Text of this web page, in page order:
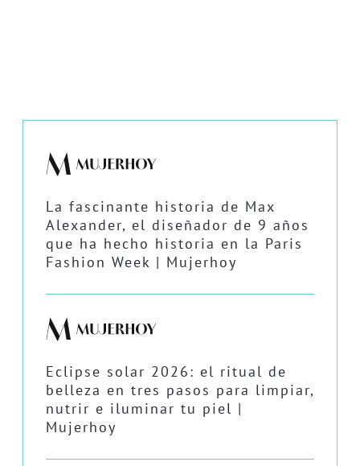
La fascinante historia de Max
Alexander, el diseñador de 9 años
que ha hecho historia en la Paris
Fashion Week | Mujerhoy
Eclipse solar 2026: el ritual de
belleza en tres pasos para limpiar,
nutrir e iluminar tu piel |
Mujerhoy